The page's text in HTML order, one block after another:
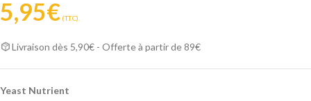
5,95€ (T.T.C).
Livraison dès 5,90€ - Offerte à partir de 89€
Yeast Nutrient